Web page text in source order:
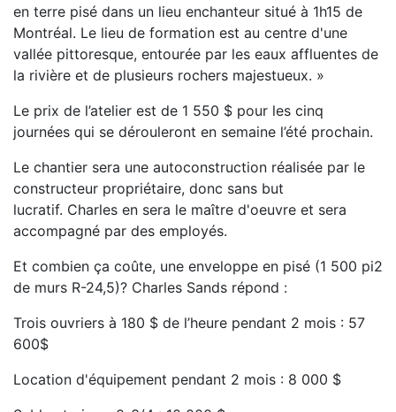
en terre pisé dans un lieu enchanteur situé à 1h15 de
Montréal. Le lieu de formation est au centre d'une
vallée pittoresque, entourée par les eaux affluentes de
la rivière et de plusieurs rochers majestueux. »
Le prix de l’atelier est de 1 550 $ pour les cinq
journées qui se dérouleront en semaine l’été prochain.
Le chantier sera une autoconstruction réalisée par le
constructeur propriétaire, donc sans but
lucratif. Charles en sera le maître d'oeuvre et sera
accompagné par des employés.
Et combien ça coûte, une enveloppe en pisé (1 500 pi2
de murs R-24,5)? Charles Sands répond :
Trois ouvriers à 180 $ de l’heure pendant 2 mois : 57
600$
Location d'équipement pendant 2 mois : 8 000 $